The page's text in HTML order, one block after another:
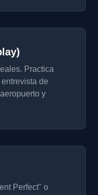
Practica
de
y
Perfect" o